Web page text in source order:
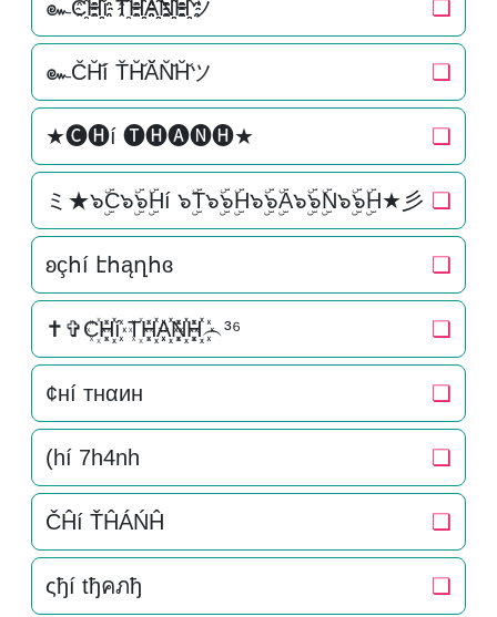
๛C҈H҈҈í T҈H҈҈A҈҈N҈҈H҈҈ツ ❏
๛C̆H̆̆í T̆H̆̆Ă̆N̆̆H̆̆ツ ❏
★🅒🅗í 🅣🅗🅐🅝🅗★ ❏
ミ★๖ۣۜC๖ۣۜ๖ۣۜHí ๖ۣۜT๖ۣۜ๖ۣۜH๖ۣۜ๖ۣۜA๖ۣۜ๖ۣۜN๖ۣۜ๖ۣۜH★彡 ❏
ʚçհí էհąղհɞ ❏
✝✞C꙰H꙰꙰í T꙰H꙰꙰A꙰꙰N꙰꙰H꙰꙰︵³⁶ ❏
¢нí тнαин ❏
(hí 7h4nh ❏
ČĤí ŤĤÁŃĤ ❏
ςђí tђคภђ ❏